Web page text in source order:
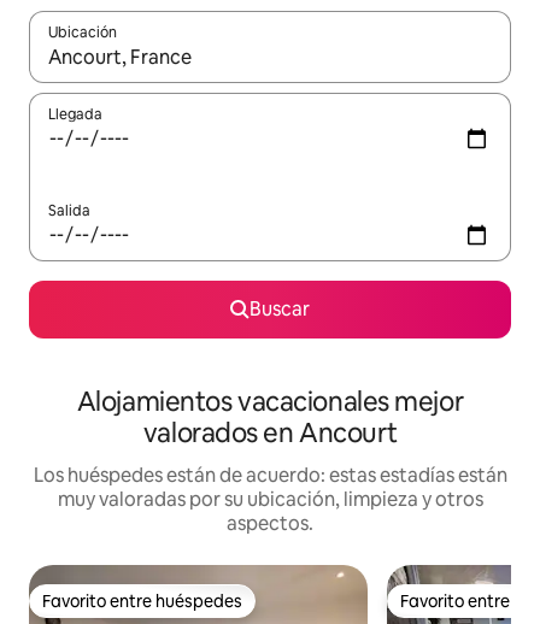
Ubicación
Cuando los resultados estén disponibles, navega con las
Llegada
Salida
Buscar
Alojamientos vacacionales mejor
valorados en Ancourt
Los huéspedes están de acuerdo: estas estadías están
muy valoradas por su ubicación, limpieza y otros
aspectos.
Favorito entre huéspedes
Favorito entre huéspedes Favorito entre
Favorito entre